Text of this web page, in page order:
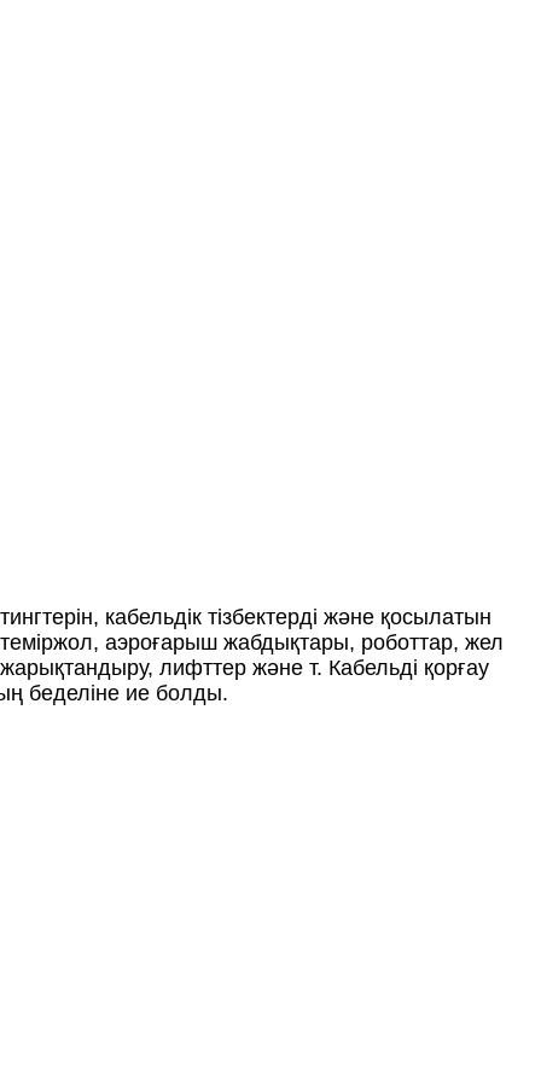
кабельдік тізбектерді және қосылатын
аэроғарыш жабдықтары, роботтар, жел
лифттер және т. Кабельді қорғау
беделіне ие болды.